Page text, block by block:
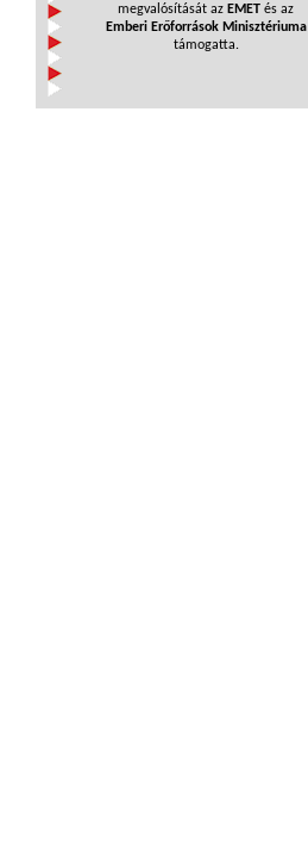
megvalósítását az EMET és az
Emberi Erőforrások Minisztériuma
támogatta.